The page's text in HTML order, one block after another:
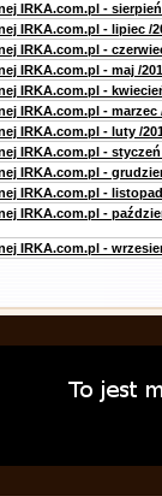
IRKA.com.pl - sierpień
IRKA.com.pl - lipiec /
IRKA.com.pl -
IRKA.com.pl - maj /
IRKA.com.pl -
IRKA.com.pl - marzec
IRKA.com.pl - luty /
IRKA.com.pl - styczeń
IRKA.com.pl -
IRKA.com.pl - listopad
IRKA.com.pl -
IRKA.com.pl -